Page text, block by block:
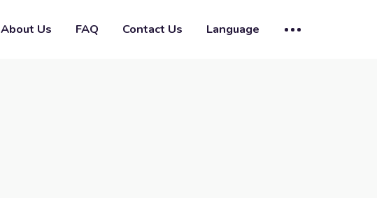
About Us FAQ Contact Us Language